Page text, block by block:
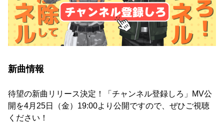
新曲情報
待望の新曲リリース決定！「チャンネル登録しろ」MV公
開を4月25日（金）19:00より公開ですので、ぜひご視聴
ください！